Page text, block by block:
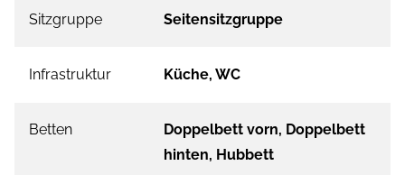
Sitzgruppe Seitensitzgruppe
Infrastruktur Küche, WC
Betten
Doppelbett vorn, Doppelbett
hinten, Hubbett